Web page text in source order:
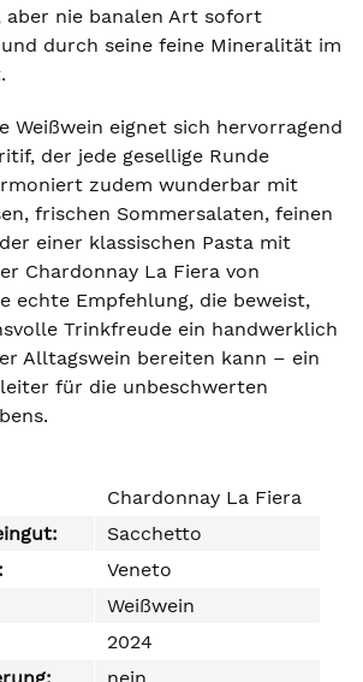
nie banalen Art sofort
durch seine feine Mineralität im
Weißwein eignet sich hervorragend
der jede gesellige Runde
zudem wunderbar mit
frischen Sommersalaten, feinen
einer klassischen Pasta mit
Chardonnay La Fiera von
echte Empfehlung, die beweist,
Trinkfreude ein handwerklich
Alltagswein bereiten kann – ein
für die unbeschwerten
Chardonnay La Fiera
Sacchetto
Veneto
Weißwein
2024